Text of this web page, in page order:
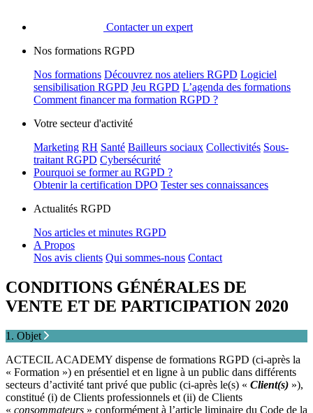
Contacter un expert
Nos formations RGPD
Nos formations Découvrez nos ateliers RGPD Logiciel
sensibilisation RGPD Jeu RGPD L’agenda des formations
Comment financer ma formation RGPD ?
Votre secteur d'activité
Marketing RH Santé Bailleurs sociaux Collectivités Sous-
traitant RGPD Cybersécurité
Pourquoi se former au RGPD ?
Obtenir la certification DPO Tester ses connaissances
Actualités RGPD
Nos articles et minutes RGPD
A Propos
Nos avis clients Qui sommes-nous Contact
CONDITIONS GÉNÉRALES DE
VENTE ET DE PARTICIPATION 2020
1. Objet
ACTECIL ACADEMY dispense de formations RGPD (ci-après la
« Formation ») en présentiel et en ligne à un public dans différents
secteurs d’activité tant privé que public (ci-après le(s) « Client(s) »),
constitué (i) de Clients professionnels et (ii) de Clients
« consommateurs » conformément à l’article liminaire du Code de la